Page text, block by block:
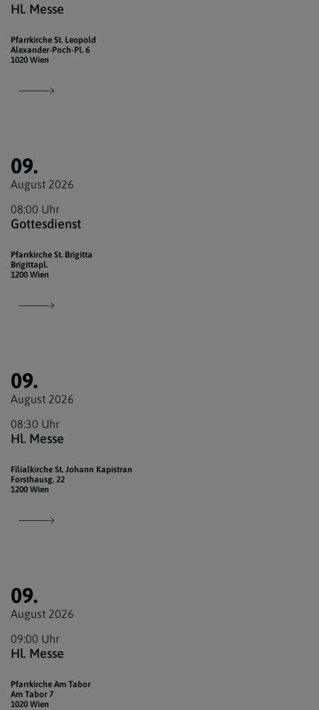
Hl. Messe
Pfarrkirche St. Leopold
Alexander-Poch-Pl. 6
1020 Wien
09.
August 2026
08:00 Uhr
Gottesdienst
Pfarrkirche St. Brigitta
Brigittapl.
1200 Wien
09.
August 2026
08:30 Uhr
Hl. Messe
Filialkirche St. Johann Kapistran
Forsthausg. 22
1200 Wien
09.
August 2026
09:00 Uhr
Hl. Messe
Pfarrkirche Am Tabor
Am Tabor 7
1020 Wien